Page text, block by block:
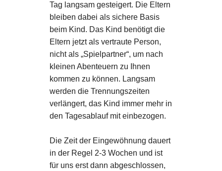
Tag langsam gesteigert. Die Eltern
bleiben dabei als sichere Basis
beim Kind. Das Kind benötigt die
Eltern jetzt als vertraute Person,
nicht als „Spielpartner“, um nach
kleinen Abenteuern zu Ihnen
kommen zu können. Langsam
werden die Trennungszeiten
verlängert, das Kind immer mehr in
den Tagesablauf mit einbezogen.
Die Zeit der Eingewöhnung dauert
in der Regel 2-3 Wochen und ist
für uns erst dann abgeschlossen,